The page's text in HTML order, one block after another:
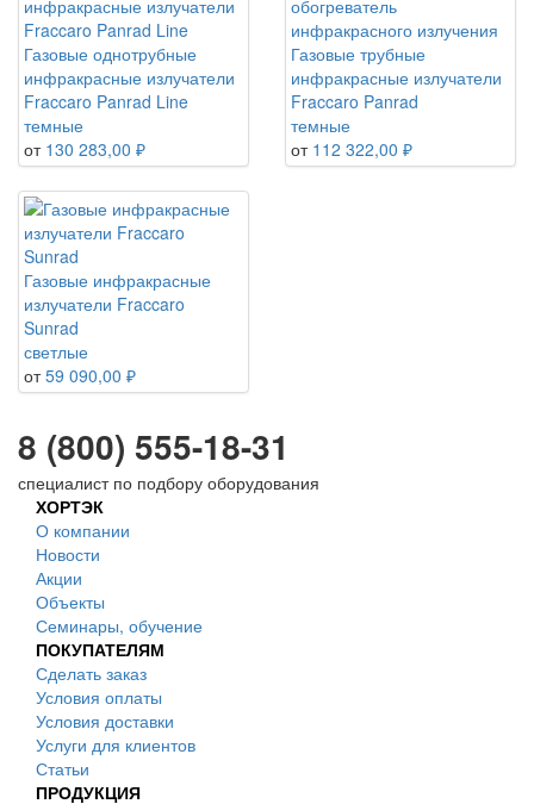
Газовые однотрубные
инфракрасные излучатели
Fraccaro Panrad Line
темные
от 130 283,00 ₽
Газовые трубные
инфракрасные излучатели
Fraccaro Panrad
темные
от 112 322,00 ₽
Газовые инфракрасные
излучатели Fraccaro
Sunrad
светлые
от 59 090,00 ₽
8 (800) 555-18-31
специалист по подбору оборудования
ХОРТЭК
О компании
Новости
Акции
Объекты
Семинары, обучение
ПОКУПАТЕЛЯМ
Сделать заказ
Условия оплаты
Условия доставки
Услуги для клиентов
Статьи
ПРОДУКЦИЯ